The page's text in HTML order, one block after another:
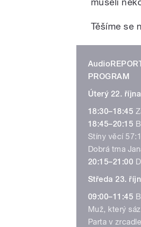
Těšíme se
PROGRAM
Úterý 22.
18:30–18:45
18:45–20:15
Stíny věcí
Dobrá tma
20:15–21:00
Středa 23.
09:00–11:45
Muž, který
Parta v